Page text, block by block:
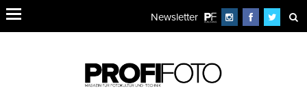
Newsletter